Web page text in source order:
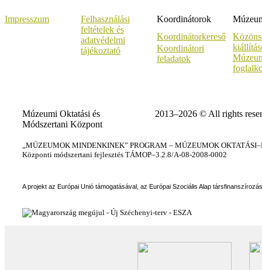
Impresszum
Felhasználási
feltételek és
adatvédelmi
tájékoztató
Koordinátorok
Koordinátorkereső
Koordinátori
feladatok
Múzeumi Oktatási és
Módszertani Központ
2013–2026 © All rights
„MÚZEUMOK MINDENKINEK” PROGRAM – MÚZEUMOK
Központi módszertani fejlesztés TÁMOP–3.2.8/A-08-2008-0002
A projekt az Európai Unió támogatásával, az Európai Szociális Alap